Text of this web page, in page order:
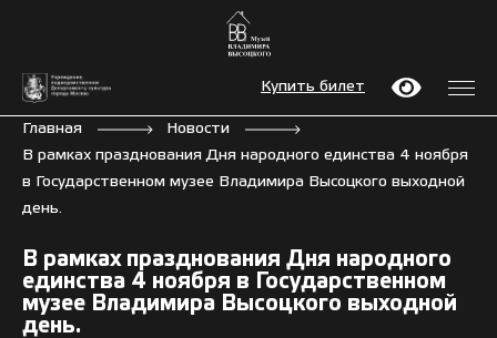
Купить билет
Главная
Новости
В рамках празднования Дня народного единства 4 ноября
в Государственном музее Владимира Высоцкого выходной
день.
В рамках празднования Дня народного
единства 4 ноября в Государственном
музее Владимира Высоцкого выходной
день.